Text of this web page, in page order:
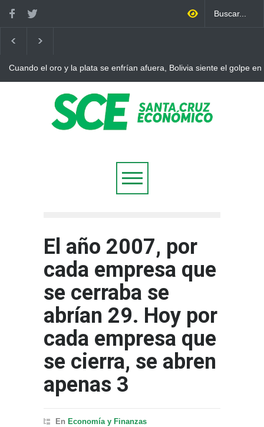
Cuando el oro y la plata se enfrían afuera, Bolivia siente el golpe en
El año 2007, por
cada empresa que
se cerraba se
abrían 29. Hoy por
cada empresa que
se cierra, se abren
apenas 3
En Economía y Finanzas